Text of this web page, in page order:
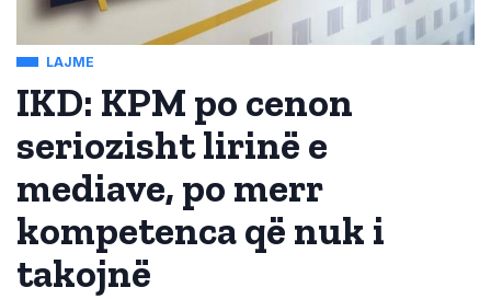
LAJME
IKD: KPM po cenon
seriozisht lirinë e
mediave, po merr
kompetenca që nuk i
takojnë